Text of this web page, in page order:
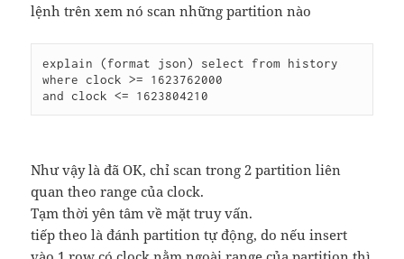
lệnh trên xem nó scan những partition nào
explain (format json) select from history
where clock >= 1623762000
and clock <= 1623804210
Như vậy là đã OK, chỉ scan trong 2 partition liên
quan theo range của clock.
Tạm thời yên tâm về mặt truy vấn.
tiếp theo là đánh partition tự động, do nếu insert